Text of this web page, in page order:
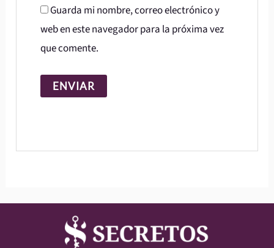
Guarda mi nombre, correo electrónico y
web en este navegador para la próxima vez
que comente.